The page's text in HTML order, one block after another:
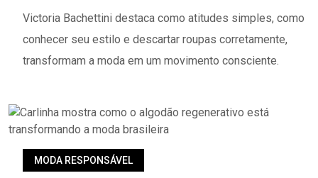
Victoria Bachettini destaca como atitudes simples, como
conhecer seu estilo e descartar roupas corretamente,
transformam a moda em um movimento consciente.
MODA RESPONSÁVEL